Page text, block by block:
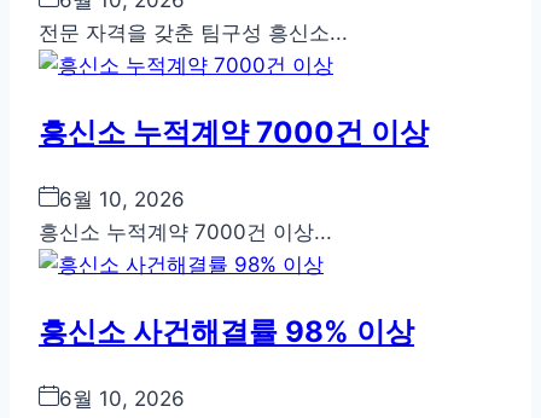
전문 자격을 갖춘 팀구성 흥신소...
흥신소 누적계약 7000건 이상
6월 10, 2026
흥신소 누적계약 7000건 이상...
흥신소 사건해결률 98% 이상
6월 10, 2026